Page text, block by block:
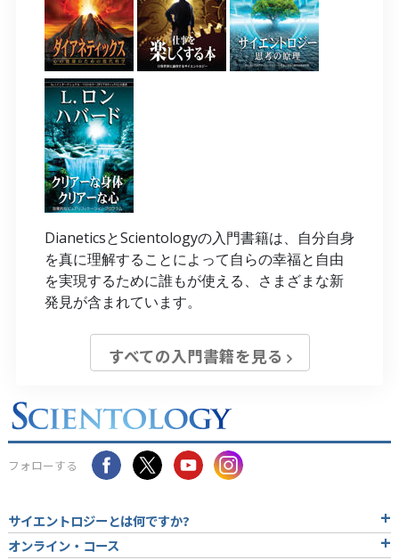
DianeticsとScientologyの入門書籍は、自分自身
を真に理解することによって自らの幸福と自由
を実現するために誰もが使える、さまざまな新
発見が含まれています。
すべての入門書籍を見る
フォローする
サイエントロジーとは何ですか?
オンライン・コース